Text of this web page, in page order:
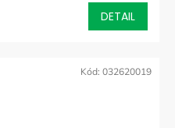
DETAIL
Kód: 032620019